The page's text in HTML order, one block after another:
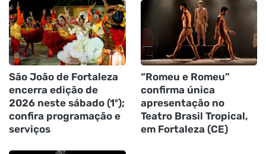
São João de Fortaleza
encerra edição de
2026 neste sábado (1º);
confira programação e
serviços
“Romeu e Romeu”
confirma única
apresentação no
Teatro Brasil Tropical,
em Fortaleza (CE)